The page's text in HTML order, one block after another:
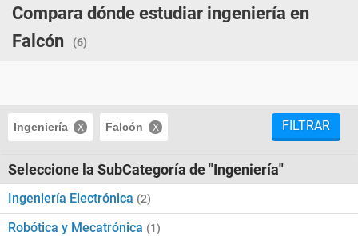
Compara dónde estudiar ingeniería en
Falcón
(6)
Ingeniería Falcón FILTRAR
Seleccione la SubCategoría de "Ingeniería"
Ingeniería Electrónica (2)
Robótica y Mecatrónica (1)